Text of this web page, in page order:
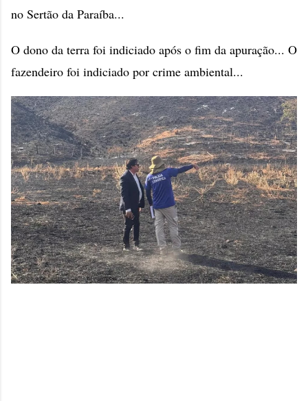
no Sertão da Paraíba...
O dono da terra foi indiciado após o fim da apuração... O
fazendeiro foi indiciado por crime ambiental...